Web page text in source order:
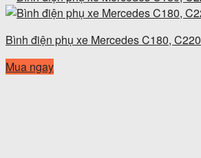
Bình điện phụ xe Mercedes C180,
Mua ngay